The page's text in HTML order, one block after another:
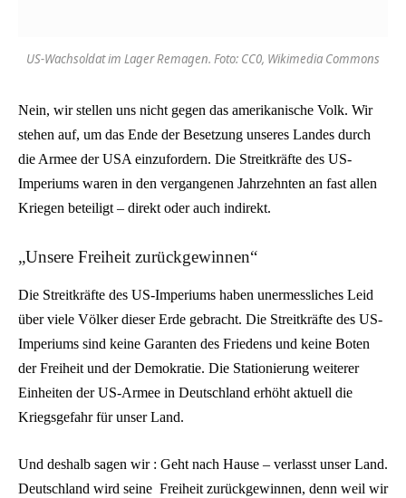
US-Wachsoldat im Lager Remagen. Foto: CC0, Wikimedia Commons
Nein, wir stellen uns nicht gegen das amerikanische Volk. Wir
stehen auf, um das Ende der Besetzung unseres Landes durch
die Armee der USA einzufordern. Die Streitkräfte des US-
Imperiums waren in den vergangenen Jahrzehnten an fast allen
Kriegen beteiligt – direkt oder auch indirekt.
„Unsere Freiheit zurückgewinnen“
Die Streitkräfte des US-Imperiums haben unermessliches Leid
über viele Völker dieser Erde gebracht. Die Streitkräfte des US-
Imperiums sind keine Garanten des Friedens und keine Boten
der Freiheit und der Demokratie. Die Stationierung weiterer
Einheiten der US-Armee in Deutschland erhöht aktuell die
Kriegsgefahr für unser Land.
Und deshalb sagen wir : Geht nach Hause – verlasst unser Land.
Deutschland wird seine Freiheit zurückgewinnen, denn weil wir